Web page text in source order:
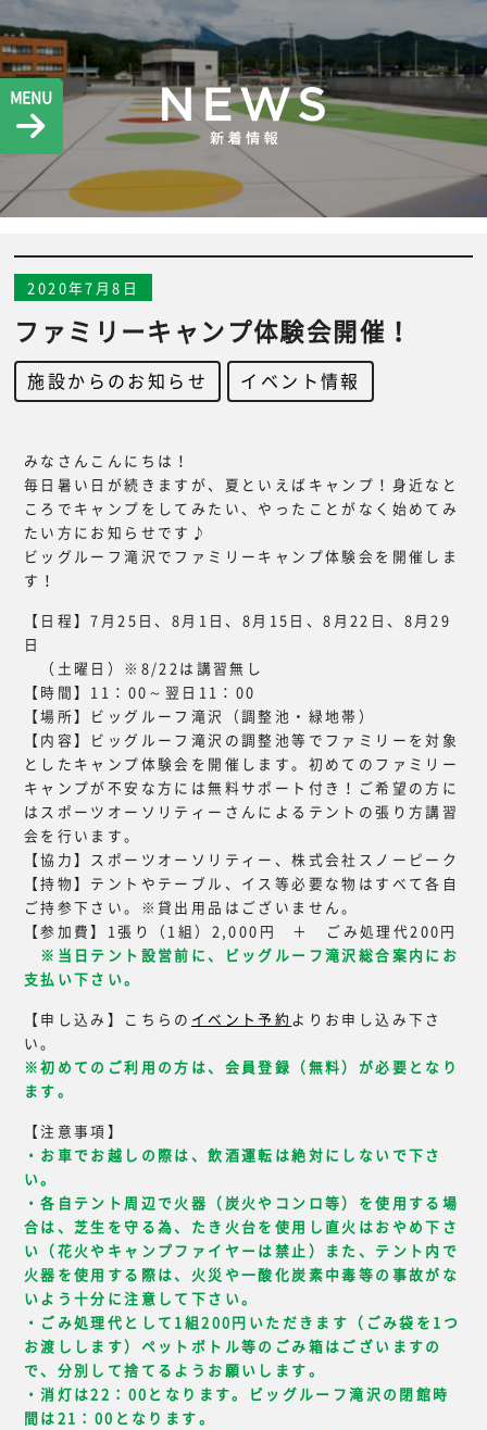
MENU
2020年7月8日
ファミリーキャンプ体験会開催！
施設からのお知らせ イベント情報
みなさんこんにちは！
毎日暑い日が続きますが、夏といえばキャンプ！身近なと
ころでキャンプをしてみたい、やったことがなく始めてみ
たい方にお知らせです♪
ビッグルーフ滝沢でファミリーキャンプ体験会を開催しま
す！
【日程】7月25日、8月1日、8月15日、8月22日、8月29
日
（土曜日）※8/22は講習無し
【時間】11：00～翌日11：00
【場所】ビッグルーフ滝沢（調整池・緑地帯）
【内容】ビッグルーフ滝沢の調整池等でファミリーを対象
としたキャンプ体験会を開催します。初めてのファミリー
キャンプが不安な方には無料サポート付き！ご希望の方に
はスポーツオーソリティーさんによるテントの張り方講習
会を行います。
【協力】スポーツオーソリティー、株式会社スノーピーク
【持物】テントやテーブル、イス等必要な物はすべて各自
ご持参下さい。※貸出用品はございません。
【参加費】1張り（1組）2,000円 ＋ ごみ処理代200円
※当日テント設営前に、ビッグルーフ滝沢総合案内にお
支払い下さい。
【申し込み】こちらの イベント予約 よりお申し込み下さ
い。
※初めてのご利用の方は、会員登録（無料）が必要となり
ます。
【注意事項】
・お車でお越しの際は、飲酒運転は絶対にしないで下さ
い。
・各自テント周辺で火器（炭火やコンロ等）を使用する場
合は、芝生を守る為、たき火台を使用し直火はおやめ下さ
い（花火やキャンプファイヤーは禁止）また、テント内で
火器を使用する際は、火災や一酸化炭素中毒等の事故がな
いよう十分に注意して下さい。
・ごみ処理代として1組200円いただきます（ごみ袋を1つ
お渡しします）ペットボトル等のごみ箱はございますの
で、分別して捨てるようお願いします。
・消灯は22：00となります。ビッグルーフ滝沢の閉館時
間は21：00となります。